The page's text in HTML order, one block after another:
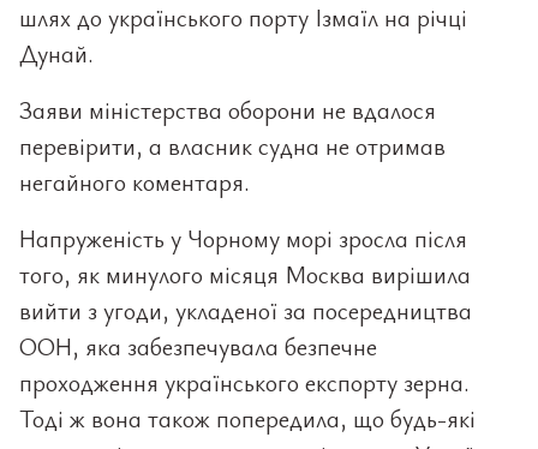
шлях до українського порту Ізмаїл на річці
Дунай.
Заяви міністерства оборони не вдалося
перевірити, а власник судна не отримав
негайного коментаря.
Напруженість у Чорному морі зросла після
того, як минулого місяця Москва вирішила
вийти з угоди, укладеної за посередництва
ООН, яка забезпечувала безпечне
проходження українського експорту зерна.
Тоді ж вона також попередила, що будь-які